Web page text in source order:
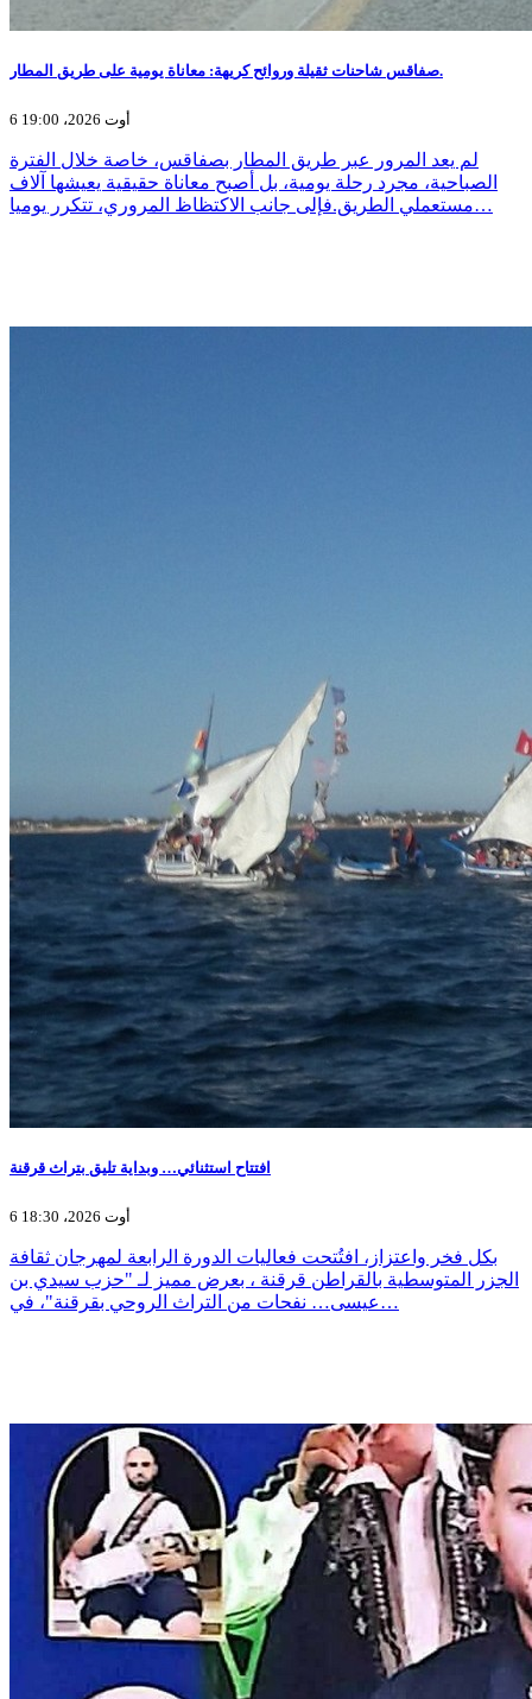
صفاقس شاحنات ثقيلة وروائح كريهة: معاناة يومية على طريق المطار.
6 أوت 2026، 19:00
لم يعد المرور عبر طريق المطار بصفاقس، خاصة خلال الفترة
الصباحية، مجرد رحلة يومية، بل أصبح معاناة حقيقية يعيشها آلاف
مستعملي الطريق.فإلى جانب الاكتظاظ المروري، تتكرر يوميا…
افتتاح استثنائي… وبداية تليق بتراث قرقنة
6 أوت 2026، 18:30
بكل فخر واعتزاز، افتُتحت فعاليات الدورة الرابعة لمهرجان ثقافة
الجزر المتوسطية بالقراطن قرقنة ، بعرض مميز لـ "حزب سيدي بن
عيسى… نفحات من التراث الروحي بقرقنة"، في…